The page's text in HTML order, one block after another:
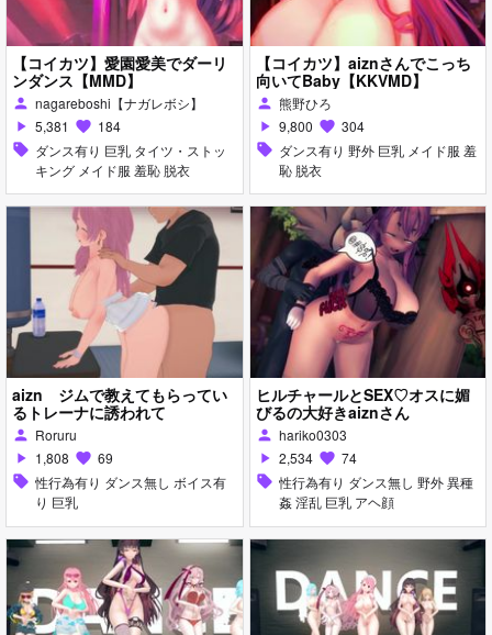
【コイカツ】愛園愛美でダーリ
ンダンス【MMD】
person nagareboshi【ナガレボシ】
play_arrow 5,381 favorite 184
sell ダンス有り 巨乳 タイツ・ストッ
キング メイド服 羞恥 脱衣
【コイカツ】aiznさんでこっち
向いてBaby【KKVMD】
person 熊野ひろ
play_arrow 9,800 favorite 304
sell ダンス有り 野外 巨乳 メイド服 羞
恥 脱衣
aizn ジムで教えてもらってい
るトレーナに誘われて
person Roruru
play_arrow 1,808 favorite 69
sell 性行為有り ダンス無し ボイス有
り 巨乳
ヒルチャールとSEX♡オスに媚
びるの大好きaiznさん
person hariko0303
play_arrow 2,534 favorite 74
sell 性行為有り ダンス無し 野外 異種
姦 淫乱 巨乳 アヘ顔